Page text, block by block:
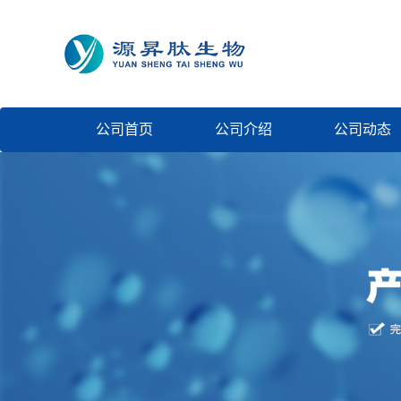
公司首页 公司介绍 公司动态